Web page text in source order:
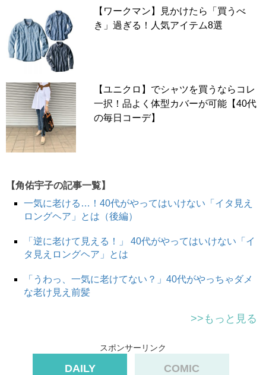
2010～2013年前後に流行したマキシ丈ワンピース。マキ
シ丈ワンピといえば、今現在も人気が続いていますが、違
いはそのデザイン。2010年頃に人気を博したデザインの
多くは、小花柄や水彩タッチのカラフルなリゾート系ワン
ピース。かつシルエットは胸下で切り替えのあるベアトッ
プデザインがとくに人気でした。
はそう多くありません。ストラップ付きのキャミソールタ
イプか、前見頃はしっかり生地で覆われているカットソー
タイプのワンピースなどが基本です。また、柄ものよりは
などの天然素材への支持が高い傾向にあります。マキシワ
ンピースという同じ名前であっても、シルエットや柄、デ
ンピースを持っていたら即処分でOK!
【ワークマン】見かけたら「買うべ
き」過ぎる！人気アイテム8選
【ユニクロ】でシャツを買うならコレ
一択！品よく体型カバーが可能【40代
の毎日コーデ】
【角佑宇子の記事一覧】
一気に老ける…！40代がやってはいけない「イタ見え
ロングヘア」とは（後編）
「逆に老けて見える！」 40代がやってはいけない「イ
タ見えロングヘア」とは
「うわっ、一気に老けてない？」40代がやっちゃダメ
な老け見え前髪
>>もっと見る
スポンサーリンク
DAILY COMIC